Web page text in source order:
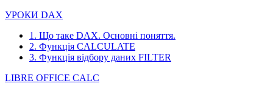
УРОКИ DAX
1. Що таке DAX. Основні поняття.
2. Функція CALCULATE
3. Функція відбору даних FILTER
LIBRE OFFICE CALC